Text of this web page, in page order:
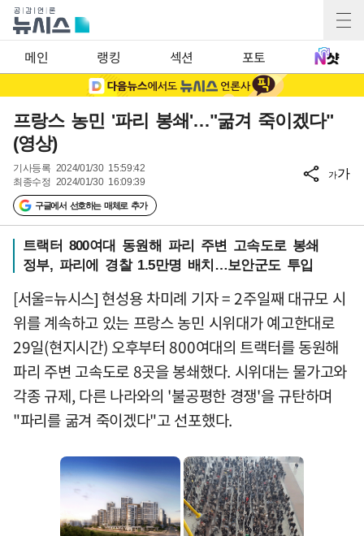
메인 랭킹 섹션 포토
프랑스 농민 '파리 봉쇄'…"굶겨 죽이겠다"
(영상)
기사등록 2024/01/30 15:59:42
최종수정 2024/01/30 16:09:39
구글에서 선호하는 매체로 추가
가가
트랙터 800여대 동원해 파리 주변 고속도로 봉쇄
정부, 파리에 경찰 1.5만명 배치…보안군도 투입
[서울=뉴시스] 현성용 차미례 기자 = 2주일째 대규모 시
위를 계속하고 있는 프랑스 농민 시위대가 예고한대로
29일(현지시간) 오후부터 800여대의 트랙터를 동원해
파리 주변 고속도로 8곳을 봉쇄했다. 시위대는 물가고와
각종 규제, 다른 나라와의 '불공평한 경쟁'을 규탄하며
"파리를 굶겨 죽이겠다"고 선포했다.